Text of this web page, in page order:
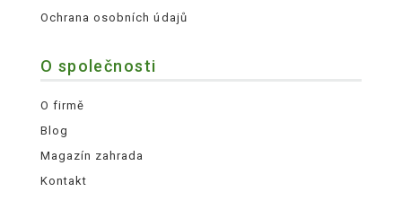
Ochrana osobních údajů
O společnosti
O firmě
Blog
Magazín zahrada
Kontakt